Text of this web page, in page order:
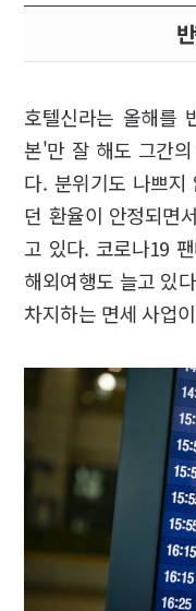
호텔신라는 올해를
본'만 잘 해도 그간
다. 분위기도 나쁘
던 환율이 안정되면
고 있다. 코로나19
해외여행도 늘고 있
차지하는 면세 사업